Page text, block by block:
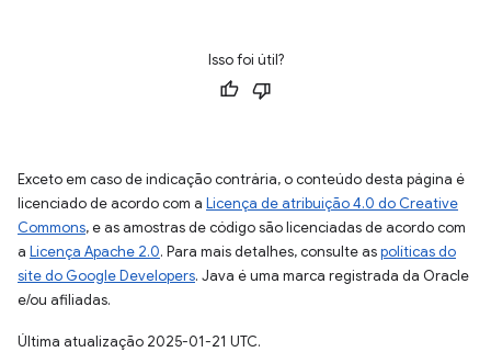
Isso foi útil?
Exceto em caso de indicação contrária, o conteúdo desta página é
licenciado de acordo com a Licença de atribuição 4.0 do Creative
Commons, e as amostras de código são licenciadas de acordo com
a Licença Apache 2.0. Para mais detalhes, consulte aspolíticas do
site do Google Developers. Java é uma marca registrada da Oracle
e/ou afiliadas.
Última atualização 2025-01-21 UTC.